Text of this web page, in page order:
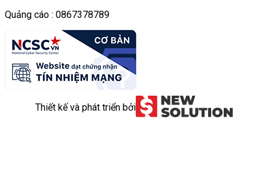
Quảng cáo : 0867378789
Thiết kế và phát triển bởi